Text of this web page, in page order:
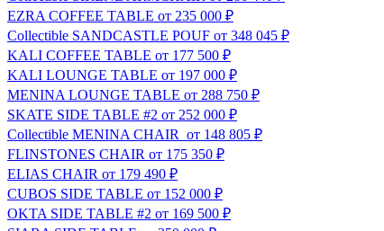
EZRA COFFEE TABLE от 235 000 ₽
Сollectible SANDCASTLE POUF от 348 045 ₽
KALI COFFEE TABLE от 177 500 ₽
KALI LOUNGE TABLE от 197 000 ₽
MENINA LOUNGE TABLE от 288 750 ₽
SKATE SIDE TABLE #2 от 252 000 ₽
Сollectible MENINA CHAIR от 148 805 ₽
FLINSTONES CHAIR от 175 350 ₽
ELIAS CHAIR от 179 490 ₽
CUBOS SIDE TABLE от 152 000 ₽
OKTA SIDE TABLE #2 от 169 500 ₽